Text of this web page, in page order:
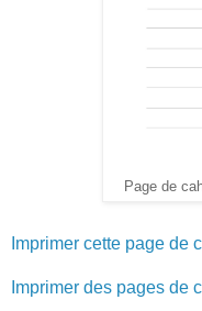
Page de
Imprimer cette page de
Imprimer des pages de